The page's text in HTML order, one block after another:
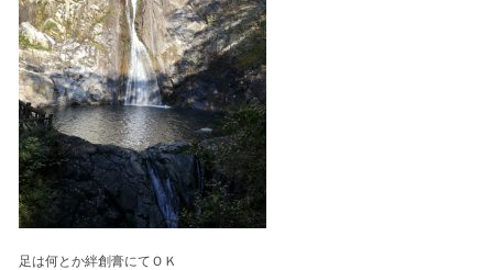
足は何とか絆創膏にてＯＫ